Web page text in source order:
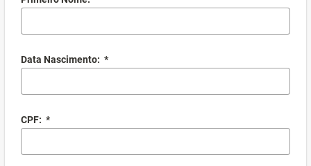
Data Nascimento: *
CPF: *